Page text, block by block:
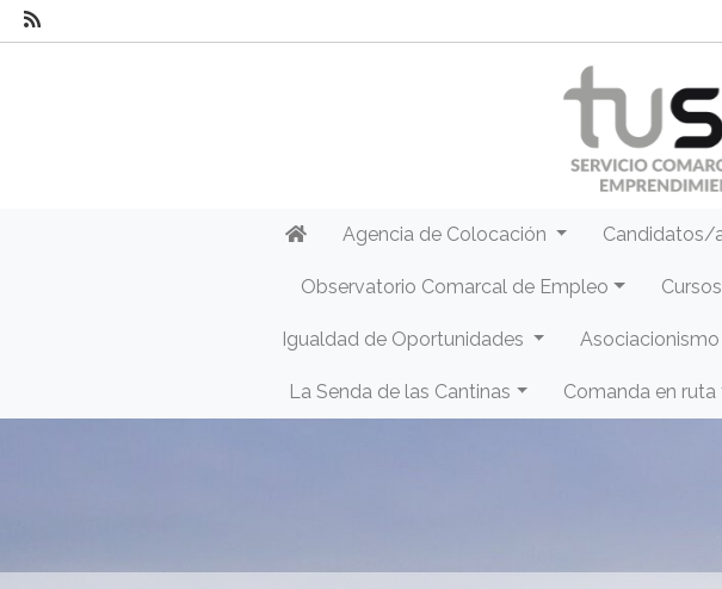
Agencia de Colocación Candidatos/
Observatorio Comarcal de Empleo
Igualdad de Oportunidades Asociacionismo
La Senda de las Cantinas Comanda en ruta